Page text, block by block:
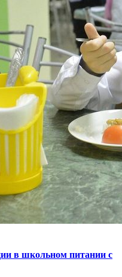
в школьном питании с